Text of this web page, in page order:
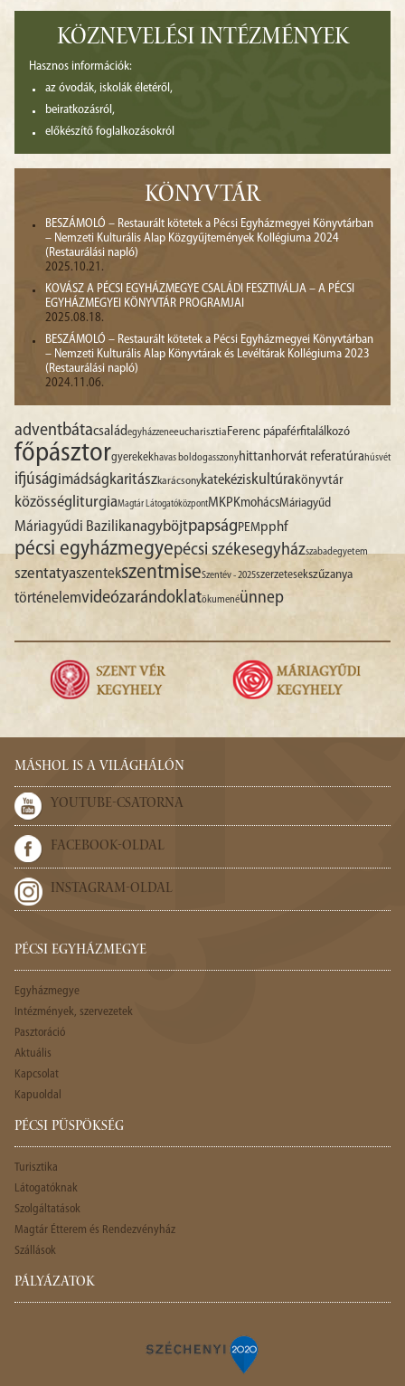
KÖZNEVELÉSI INTÉZMÉNYEK
Hasznos információk:
az óvodák, iskolák életéről,
beiratkozásról,
előkészítő foglalkozásokról
KÖNYVTÁR
BESZÁMOLÓ – Restaurált kötetek a Pécsi Egyházmegyei Könyvtárban
– Nemzeti Kulturális Alap Közgyűjtemények Kollégiuma 2024
(Restaurálási napló)
2025.10.21.
KOVÁSZ A PÉCSI EGYHÁZMEGYE CSALÁDI FESZTIVÁLJA – A PÉCSI
EGYHÁZMEGYEI KÖNYVTÁR PROGRAMJAI
2025.08.18.
BESZÁMOLÓ – Restaurált kötetek a Pécsi Egyházmegyei Könyvtárban
– Nemzeti Kulturális Alap Könyvtárak és Levéltárak Kollégiuma 2023
(Restaurálási napló)
2024.11.06.
adventbátacsaládegyházzeneeucharisztia Ferenc pápaférfitalálkozó
főpásztorgyerekekhavas boldogasszonyhittanhorvát referatúrahúsvét
ifjúságimádságkaritászkarácsonykatekéziskultúra könyvtár
közösség liturgiaMagtár LátogatóközpontMKPKmohácsMáriagyűd
Máriagyűdi Bazilikanagyböjtpapság PEMpphf
pécsi egyházmegyepécsi székesegyházszabadegyetem
szentatyaszentekszentmiseSzentév - 2025szerzetesekszűzanya
történelemvideózarándoklatökumenéünnep
MÁSHOL IS A VILÁGHÁLÓN
YOUTUBE-CSATORNA
FACEBOOK-OLDAL
INSTAGRAM-OLDAL
PÉCSI EGYHÁZMEGYE
Egyházmegye
Intézmények, szervezetek
Pasztoráció
Aktuális
Kapcsolat
Kapuoldal
PÉCSI PÜSPÖKSÉG
Turisztika
Látogatóknak
Szolgáltatások
Magtár Étterem és Rendezvényház
Szállások
PÁLYÁZATOK